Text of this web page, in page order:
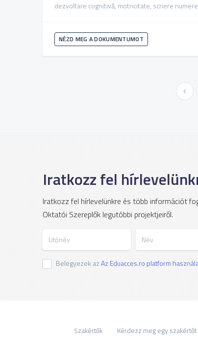
dezvoltare cognitivă, motricitate, scriere
NÉZD MEG A DOKUMENTUMOT
« Előző
Iratkozz fel
Iratkozz fel hírlevelünkre és több információt
Oktatói Szereplők legutóbbi projektjeiről.
Belegyezek azAz Eduacces.ro platform
Szakértők Kérdezz meg egy szakértőt